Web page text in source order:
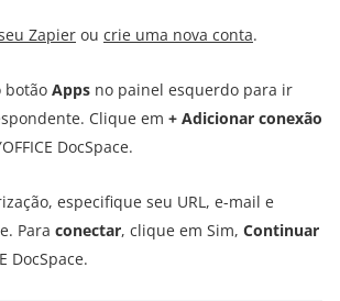
Zapier ou crie uma nova conta.
botão Apps no painel esquerdo para ir
Clique em + Adicionar conexão
DocSpace.
especifique seu URL, e-mail e
Para conectar, clique em Sim, Continuar
DocSpace.